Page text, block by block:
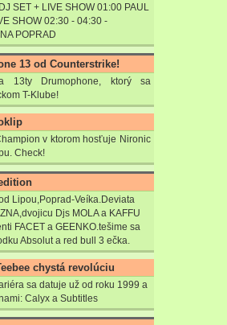
SET + LIVE SHOW 01:00 PAUL
SHOW 02:30 - 04:30 -
POPRAD
13 od Counterstrike!
13ty Drumophone, ktorý sa
T-Klube!
v ktorom hosťuje Nironic
Check!
Lipou,Poprad-Veíka.Deviata
Djs MOLA a KAFFU
FACET a GEENKO.tešime sa
Absolut a red bull 3 ečka.
chystá revolúciu
sa datuje už od roku 1999 a
Calyx a Subtitles